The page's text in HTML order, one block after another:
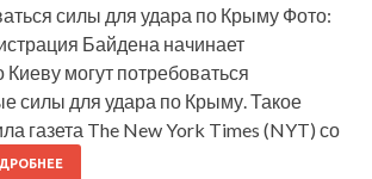
силы для удара по Крыму Фото:
Байдена начинает
Киеву могут потребоваться
силы для удара по Крыму. Такое
газета The New York Times (NYT) со